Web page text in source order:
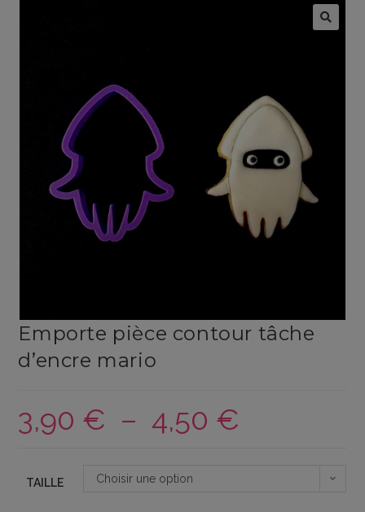
Emporte pièce contour tâche
d’encre mario
3,90 € – 4,50 €
TAILLE Choisir une option